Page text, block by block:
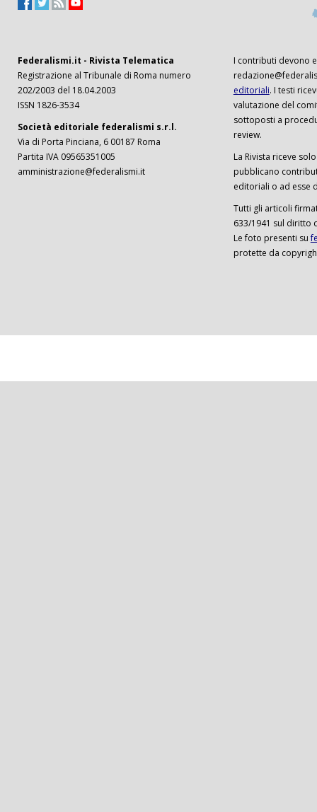
Federalismi.it - Rivista Telematica
Registrazione al Tribunale di Roma numero
202/2003 del 18.04.2003
ISSN 1826-3534
Società editoriale federalismi s.r.l.
Via di Porta Pinciana, 6 00187 Roma
Partita IVA 09565351005
amministrazione@federalismi.it
I contributi devono
editoriali. I testi
valutazione del
sottoposti a
review.
La Rivista riceve
pubblicano
editoriali o ad esse
Tutti gli articoli
633/1941 sul diritto
Le foto presenti su
protette da